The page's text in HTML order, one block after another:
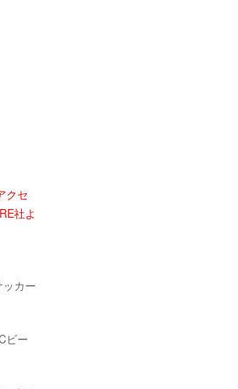
クセ
社よ
カー
ビー